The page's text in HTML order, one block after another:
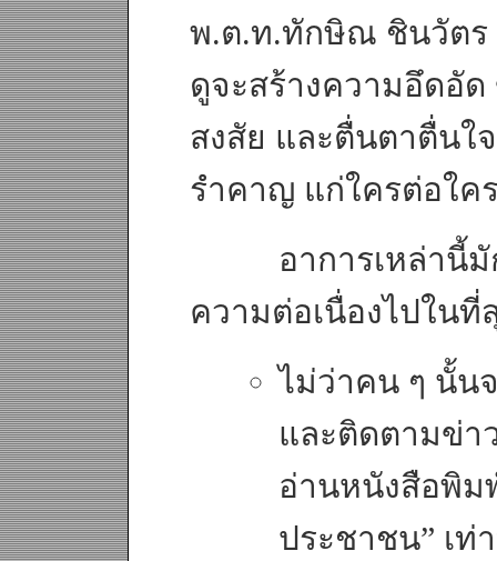
พ.ต.ท.ทักษิณ ชินวัตร
ดูจะสร้างความอึดอัด
สงสัย และตื่นตาตื่นใ
รำคาญ แก่ใครต่อใ
อาการเหล่านี้มัก
ความต่อเนื่องไปในที่
ไม่ว่าคน ๆ นั้น
และติดตามข่า
อ่านหนังสือพิม
ประชาชน” เท่